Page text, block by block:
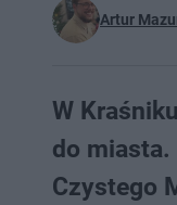
Artur
W
do
Czystego